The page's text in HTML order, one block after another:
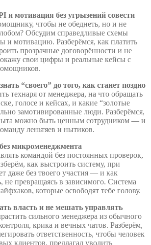
и мотивация без угрызений совести
чтобы не обеднеть, но и не
Обсудим справедливые схемы
и мотивацию. Разберёмся, как платить
прозрачные договорённости и не
свои цифры и реальные кейсы с
“своего” до того, как станет поздно
технаря от менеджера, на что обращать
голосе и кейсах, и какие “золотые
замотивированные люди. Разберёмся,
можно быть ценным сотрудником — и
леньтяев и нытиков.
микроменеджмента
командой без постоянных проверок,
как выстроить систему, при
даже без твоего участия — и как
не превращаясь в зависимого. Система
которые освободят тебе голову.
власть и не мешать управлять
сильного менеджера из обычного
крика и вечных чатов. Разберём,
ответственность, чтобы человек
клиентов, предлагал уволить